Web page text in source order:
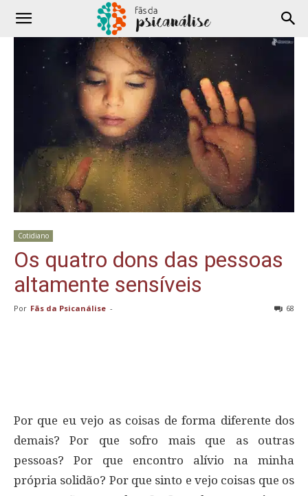
Cotidiano
Os quatro dons das pessoas
altamente sensíveis
Por Fãs da Psicanálise - 68
Por que eu vejo as coisas de forma diferente dos
demais? Por que sofro mais que as outras
pessoas? Por que encontro alívio na minha
própria solidão? Por que sinto e vejo coisas que os